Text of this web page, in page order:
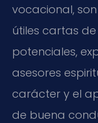
vocacional,
útiles cartas
potenciales,
asesores
carácter y el
de buena